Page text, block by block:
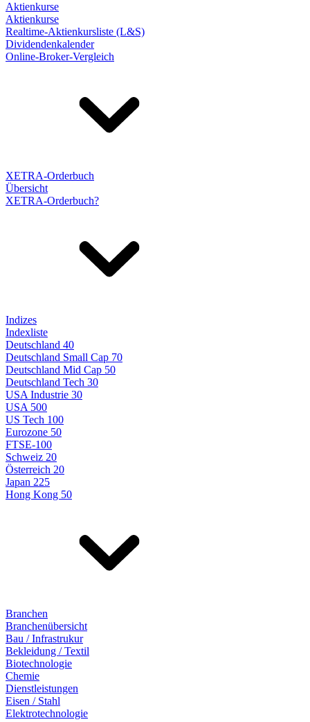
Aktienkurse
Aktienkurse
Realtime-Aktienkursliste (L&S)
Dividendenkalender
Online-Broker-Vergleich
XETRA-Orderbuch
Übersicht
XETRA-Orderbuch?
Indizes
Indexliste
Deutschland 40
Deutschland Small Cap 70
Deutschland Mid Cap 50
Deutschland Tech 30
USA Industrie 30
USA 500
US Tech 100
Eurozone 50
FTSE-100
Schweiz 20
Österreich 20
Japan 225
Hong Kong 50
Branchen
Branchenübersicht
Bau / Infrastrukur
Bekleidung / Textil
Biotechnologie
Chemie
Dienstleistungen
Eisen / Stahl
Elektrotechnologie